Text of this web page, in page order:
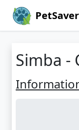
PetSaver
Simba -